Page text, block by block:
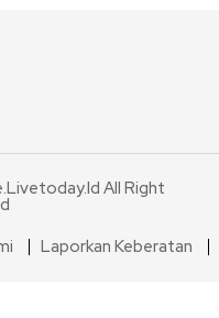
All Right
Laporkan Keberatan